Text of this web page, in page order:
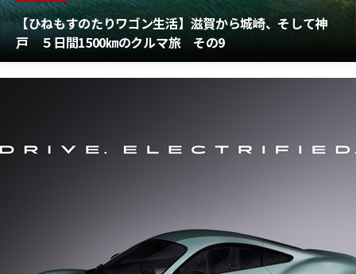
【ひねもすのたりワゴン生活】滋賀から城崎、そして神
戸 ５日間1500㎞のクルマ旅 その9